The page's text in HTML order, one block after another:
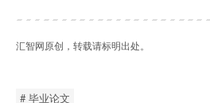
汇智网原创，转载请标明出处。
# 毕业论文